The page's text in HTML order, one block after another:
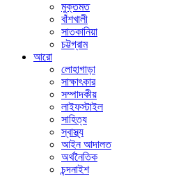
মুক্তমত
বাঁশখালী
সাতকানিয়া
চট্টগ্রাম
আরো
লোহাগাড়া
সাক্ষাৎকার
সম্পাদকীয়
লাইফস্টাইল
সাহিত্য
স্বাস্থ্য
আইন আদালত
অর্থনৈতিক
চন্দনাইশ